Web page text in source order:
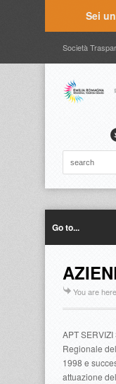
Sei
Società
Timbrature
Go to...
You are
APT
Regionale
1998 e
attuazione